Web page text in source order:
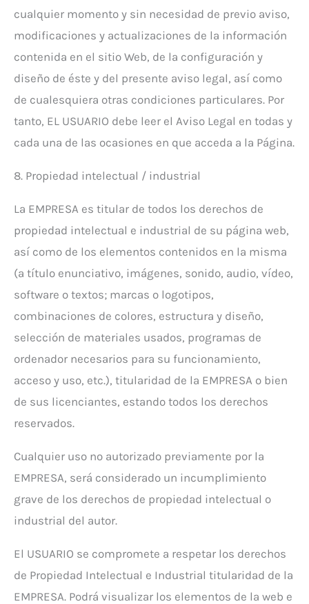
cualquier momento y sin necesidad de previo aviso,
modificaciones y actualizaciones de la información
contenida en el sitio Web, de la configuración y
diseño de éste y del presente aviso legal, así como
de cualesquiera otras condiciones particulares. Por
tanto, EL USUARIO debe leer el Aviso Legal en todas y
cada una de las ocasiones en que acceda a la Página.
8. Propiedad intelectual / industrial
La EMPRESA es titular de todos los derechos de
propiedad intelectual e industrial de su página web,
así como de los elementos contenidos en la misma
(a título enunciativo, imágenes, sonido, audio, vídeo,
software o textos; marcas o logotipos,
combinaciones de colores, estructura y diseño,
selección de materiales usados, programas de
ordenador necesarios para su funcionamiento,
acceso y uso, etc.), titularidad de la EMPRESA o bien
de sus licenciantes, estando todos los derechos
reservados.
Cualquier uso no autorizado previamente por la
EMPRESA, será considerado un incumplimiento
grave de los derechos de propiedad intelectual o
industrial del autor.
El USUARIO se compromete a respetar los derechos
de Propiedad Intelectual e Industrial titularidad de la
EMPRESA. Podrá visualizar los elementos de la web e